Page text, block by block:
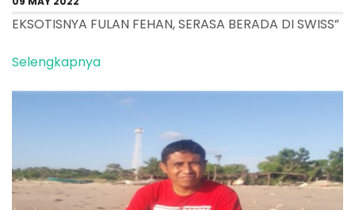
EKSOTISNYA FULAN FEHAN, SERASA BERADA DI SWISS”
Selengkapnya